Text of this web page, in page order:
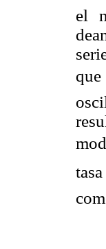
el
que